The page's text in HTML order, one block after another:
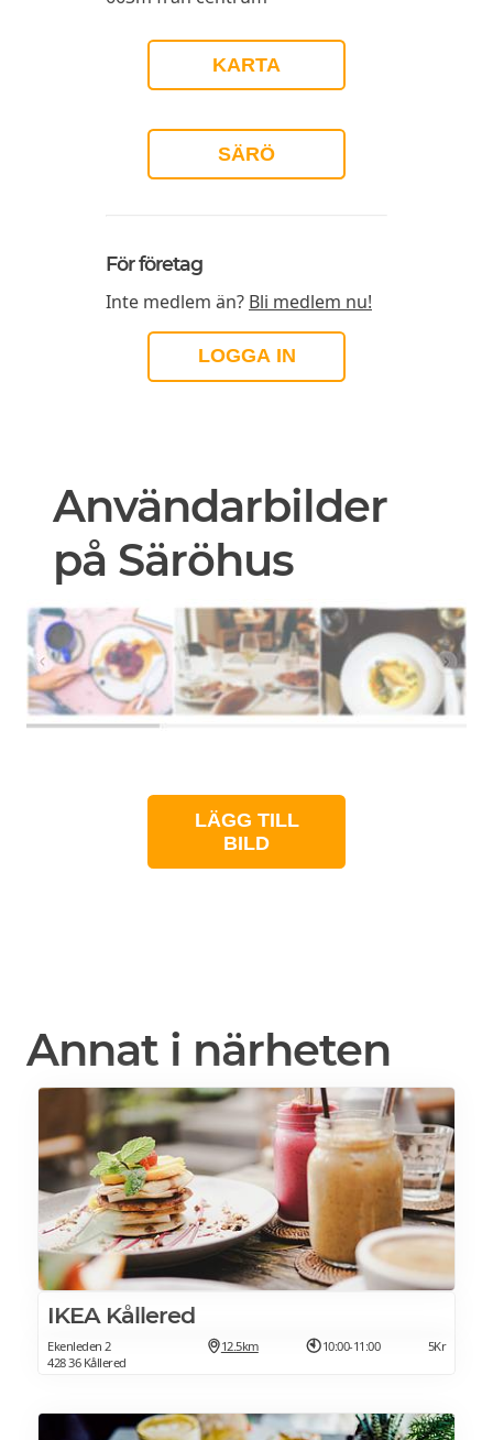
KARTA
SÄRÖ
För företag
Inte medlem än? Bli medlem nu!
LOGGA IN
Användarbilder
på Säröhus
LÄGG TILL
BILD
Annat i närheten
IKEA Kållered
Ekenleden 2
428 36 Kållered
12.5km 10:00-11:00 5Kr